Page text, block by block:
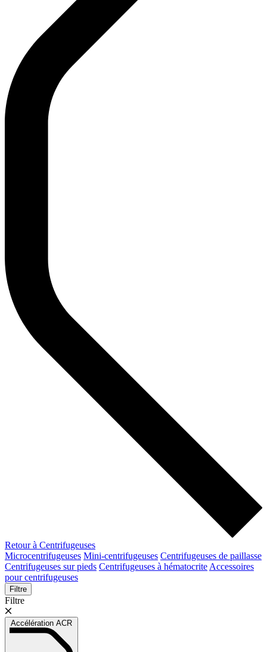
Retour à Centrifugeuses
Microcentrifugeuses Mini-centrifugeuses Centrifugeuses de paillasse
Centrifugeuses sur pieds Centrifugeuses à hématocrite Accessoires
pour centrifugeuses
Filtre
Filtre
Accélération ACR